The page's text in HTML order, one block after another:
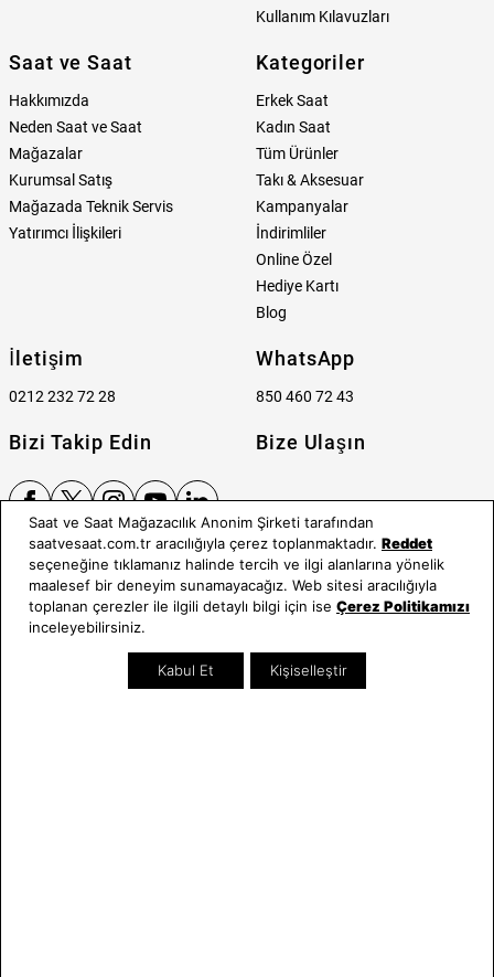
Kullanım Kılavuzları
Saat ve Saat
Hakkımızda
Neden Saat ve Saat
Mağazalar
Kurumsal Satış
Mağazada Teknik Servis
Yatırımcı İlişkileri
Kategoriler
Erkek Saat
Kadın Saat
Tüm Ürünler
Takı & Aksesuar
Kampanyalar
İndirimliler
Online Özel
Hediye Kartı
Blog
İletişim
0212 232 72 28
WhatsApp
850 460 72 43
Bizi Takip Edin Bize Ulaşın
E-BÜLTEN
Bültene üye olun, kampanya ve süprizleri kaçırmayın
E-posta Adresiniz
Saat ve Saat Mağazacılık Anonim Şirketi tarafından
saatvesaat.com.tr aracılığıyla çerez toplanmaktadır. Reddet
seçeneğine tıklamanız halinde tercih ve ilgi alanlarına yönelik
maalesef bir deneyim sunamayacağız. Web sitesi aracılığıyla
toplanan çerezler ile ilgili detaylı bilgi için ise Çerez Politikamızı
inceleyebilirsiniz.
Kabul Et Kişiselleştir